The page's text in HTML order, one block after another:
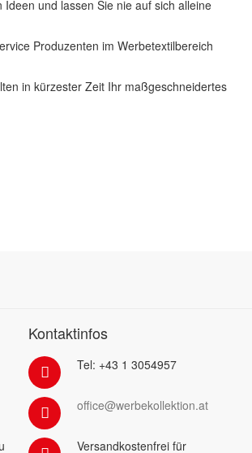
und lassen Sie nie auf sich alleine
Produzenten im Werbetextilbereich
in kürzester Zeit Ihr maßgeschneidertes
Kontaktinfos
Tel: +43 1 3054957
office@werbekollektion.at
Versandkostenfrei für